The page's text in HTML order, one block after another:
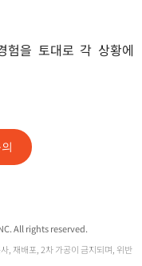
험을 토대로 각 상황에
All rights reserved.
, 재배포, 2차 가공이 금지되며, 위반